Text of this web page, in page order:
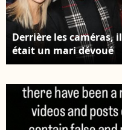
Derrière les caméras, il
était un mari dévoué
pour Gena O’Kelley
aimant pour ses cinq
enfants, Mike, Eric,
Dina, Danilee et